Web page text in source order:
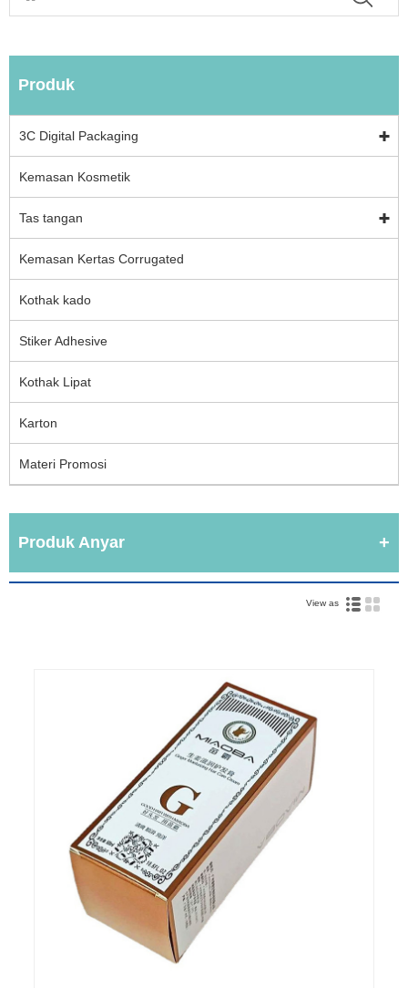
Produk
3C Digital Packaging
Kemasan Kosmetik
Tas tangan
Kemasan Kertas Corrugated
Kothak kado
Stiker Adhesive
Kothak Lipat
Karton
Materi Promosi
Produk Anyar
View as